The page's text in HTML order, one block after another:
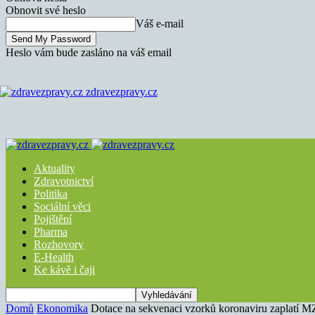
Obnovit své heslo
Váš e-mail
Heslo vám bude zasláno na váš email
zdravezpravy.cz
Aktuality
Zdravotnictví
Politika
Sociální věci
Pojištění
Pharma
Rozhovory
E-Health
Ke kávě i čaji
Domů Ekonomika Dotace na sekvenaci vzorků koronaviru zaplatí